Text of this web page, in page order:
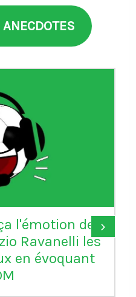
l'émotion de
Ravanelli les
en évoquant
›